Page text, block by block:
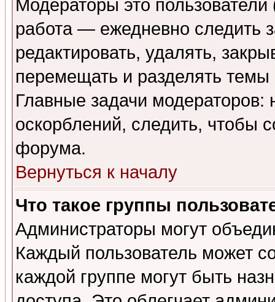
Модераторы это
работа — ежедневно следить
редактировать, удалять,
перемещать и разделять
Главные задачи
оскорблений, следить, чтобы
форума.
Вернуться к началу
Что такое группы
Администраторы могут
Каждый пользователь может
каждой группе могут быть